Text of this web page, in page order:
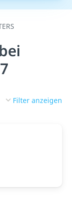
Filter anzeigen